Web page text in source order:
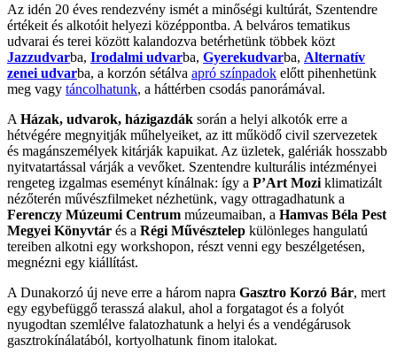
Az idén 20 éves rendezvény ismét a minőségi kultúrát, Szentendre
értékeit és alkotóit helyezi középpontba. A belváros tematikus
udvarai és terei között kalandozva betérhetünk többek közt
Jazzudvarba, Irodalmi udvarba, Gyerekudvarba, Alternatív
zenei udvarba, a korzón sétálva apró színpadok előtt pihenhetünk
meg vagy táncolhatunk, a háttérben csodás panorámával.
A Házak, udvarok, házigazdák során a helyi alkotók erre a
hétvégére megnyitják műhelyeiket, az itt működő civil szervezetek
és magánszemélyek kitárják kapuikat. Az üzletek, galériák hosszabb
nyitvatartással várják a vevőket. Szentendre kulturális intézményei
rengeteg izgalmas eseményt kínálnak: így a P’Art Mozi klimatizált
nézőterén művészfilmeket nézhetünk, vagy ottragadhatunk a
Ferenczy Múzeumi Centrum múzeumaiban, a Hamvas Béla Pest
Megyei Könyvtár és a Régi Művésztelep különleges hangulatú
tereiben alkotni egy workshopon, részt venni egy beszélgetésen,
megnézni egy kiállítást.
A Dunakorzó új neve erre a három napra Gasztro Korzó Bár, mert
egy egybefüggő terasszá alakul, ahol a forgatagot és a folyót
nyugodtan szemlélve falatozhatunk a helyi és a vendégárusok
gasztrokínálatából, kortyolhatunk finom italokat.